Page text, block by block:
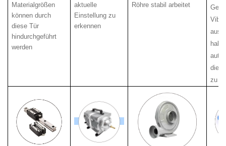
Materialgrößen
können durch
diese Tür
hindurchgeführt
werden
aktuelle
Einstellung zu
erkennen
Röhre stabil arbeitet
die
zu